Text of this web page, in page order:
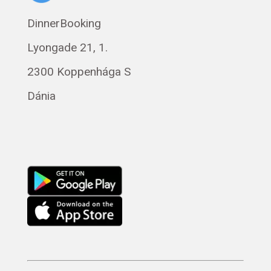
Polski
Svenska
Français
DinnerBooking
Lyongade 21, 1.
2300 Koppenhága S
Dánia